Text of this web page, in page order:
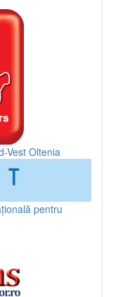
Vest Oltenia
pentru